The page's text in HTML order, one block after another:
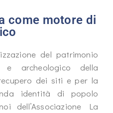
come motore di
del patrimonio
e archeologico della
dei siti e per la
identità di popolo
dell’Associazione La